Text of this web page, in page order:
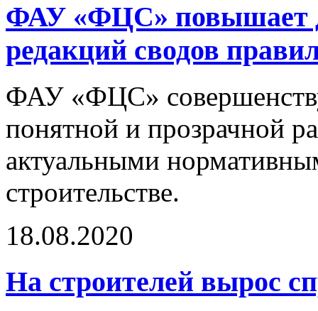
ФАУ «ФЦС» повышает
редакций сводов
ФАУ «ФЦС»
понятной и прозрачной
актуальными
строительстве.
18.08.2020
На строителей вырос